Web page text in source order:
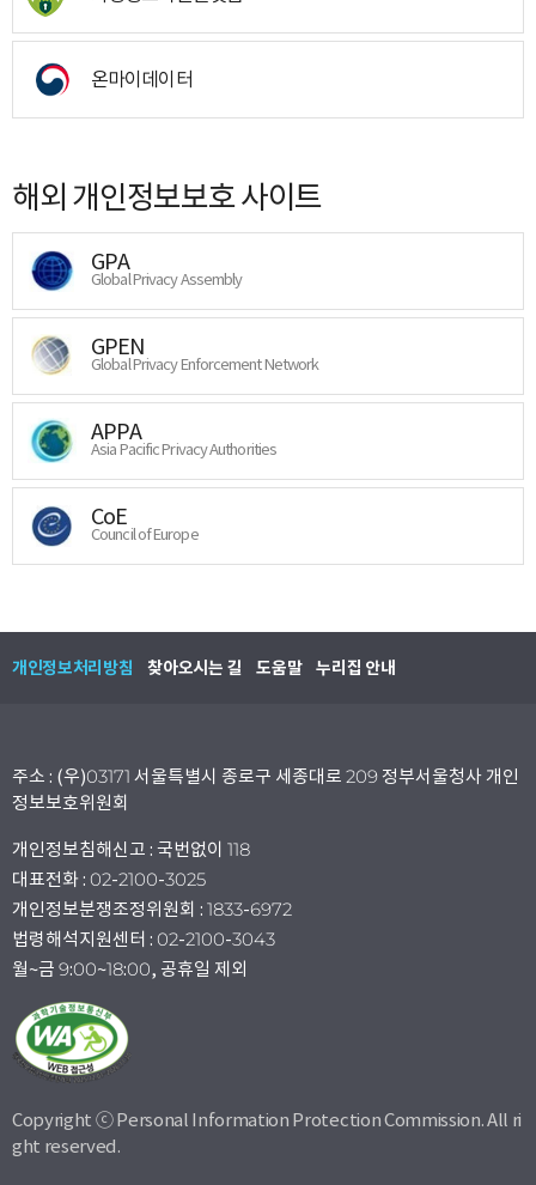
온마이데이터
해외 개인정보보호 사이트
GPA
Global Privacy Assembly
GPEN
Global Privacy Enforcement Network
APPA
Asia Pacific Privacy Authorities
CoE
Council of Europe
개인정보처리방침 찾아오시는 길 도움말 누리집 안내
주소 : (우)03171 서울특별시 종로구 세종대로 209 정부서울청사 개인
정보보호위원회
개인정보침해신고 : 국번없이 118
대표전화 : 02-2100-3025
개인정보분쟁조정위원회 : 1833-6972
법령해석지원센터 : 02-2100-3043
월~금 9:00~18:00, 공휴일 제외
Copyright ⓒ Personal Information Protection Commission. All ri
ght reserved.